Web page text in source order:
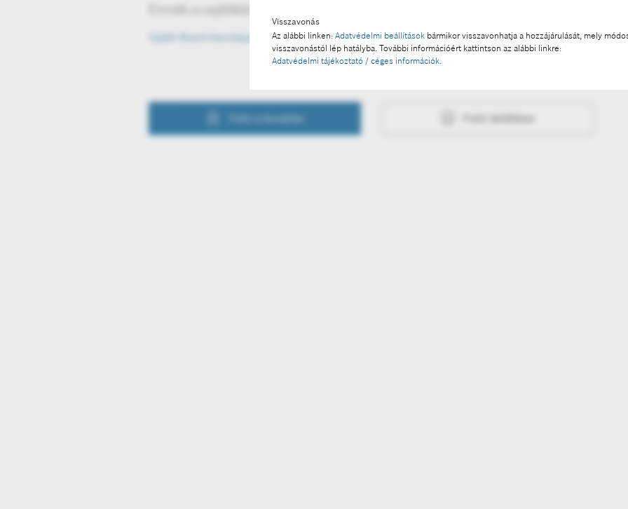
Visszavonás
Az alábbi linken: Adatvédelmi beállítások bármikor visszavonhatja a hozzájárulását, mely
visszavonástól lép hatályba. További információért kattintson az alábbi linkre:
Adatvédelmi tájékoztató / céges információk.
Ennek a sajtóközleménynek a része:
Újabb Bosch beruházás Magyarországon
Fotó a kosárba Fotó letöltése